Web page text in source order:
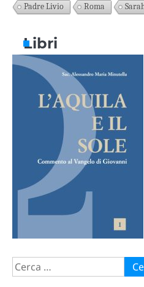
Padre Livio
Roma
Libri
Ricerca
per: